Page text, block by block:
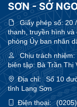
SƠN - SỞ
Giấy phép số:20
thanh, truyền hình
phòng Ủy ban nhân
Chịu trách nhiệm:
biên tập: Bà Trần Thị
Địa chỉ:
Số 10
tỉnh Lạng Sơn
Điện thoại: